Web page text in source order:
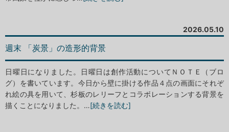
2026.05.10
週末 「炭景」の造形的背景
日曜日になりました。日曜日は創作活動についてＮＯＴＥ（ブロ
グ）を書いています。今日から壁に掛ける作品４点の画面にそれぞ
れ絵の具を用いて、杉板のレリーフとコラボレーションする背景を
描くことになりました。…[続きを読む]